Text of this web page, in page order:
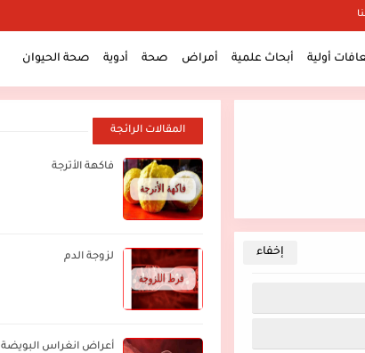
أولية أبحاث علمية أمراض صحة أدوية صحة الحيوان
المقالات الرائجة
فاكهة الأترجة
لزوجة الدم
أعراض انغراس البويضة